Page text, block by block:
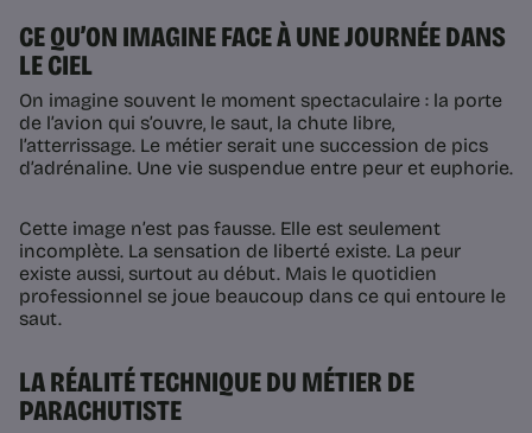
CE QU’ON IMAGINE FACE À UNE JOURNÉE DANS
LE CIEL
On imagine souvent le moment spectaculaire : la porte
de l’avion qui s’ouvre, le saut, la chute libre,
l’atterrissage. Le métier serait une succession de pics
d’adrénaline. Une vie suspendue entre peur et euphorie.
Cette image n’est pas fausse. Elle est seulement
incomplète. La sensation de liberté existe. La peur
existe aussi, surtout au début. Mais le quotidien
professionnel se joue beaucoup dans ce qui entoure le
saut.
LA RÉALITÉ TECHNIQUE DU MÉTIER DE
PARACHUTISTE